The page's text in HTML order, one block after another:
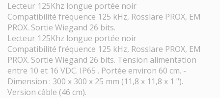
Lecteur 125Khz longue portée noir
Compatibilité fréquence 125 kHz, Rosslare PROX, EM
PROX. Sortie Wiegand 26 bits.
Lecteur 125Khz longue portée noir
Compatibilité fréquence 125 kHz, Rosslare PROX, EM
PROX. Sortie Wiegand 26 bits. Tension alimentation
entre 10 et 16 VDC. IP65 . Portée environ 60 cm. -
Dimension : 300 x 300 x 25 mm (11,8 x 11,8 x 1 ").
Version câble (46 cm).